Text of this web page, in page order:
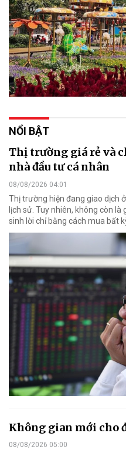
NỔI BẬT
Thị trường giá rẻ và
nhà đầu tư cá nhân
08/08/2026 04:01
Thị trường hiện đang giao dịch
lịch sử. Tuy nhiên, không còn
sinh lời chỉ bằng cách mua bất
Không gian mới cho
08/08/2026 05:00